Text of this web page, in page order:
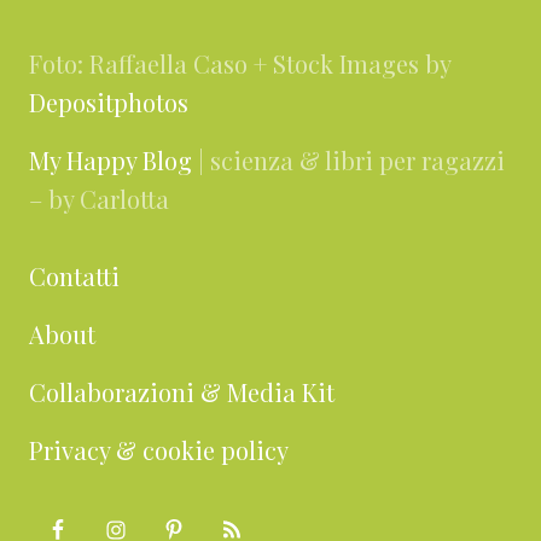
Foto: Raffaella Caso + Stock Images by
Depositphotos
My Happy Blog | scienza & libri per ragazzi
– by Carlotta
Contatti
About
Collaborazioni & Media Kit
Privacy & cookie policy